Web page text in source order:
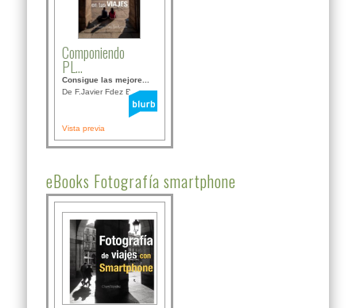
Componiendo
PL...
Consigue las mejore...
De F.Javier Fdez Bor...
Vista previa
eBooks Fotografía smartphone